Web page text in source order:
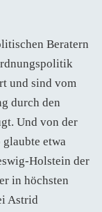
Beratern
und sind vom
durch den
Und von der
etwa
Holstein der
in höchsten
Astrid